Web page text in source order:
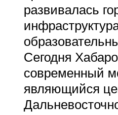
развивалась
Сегодня
современный
являющийся